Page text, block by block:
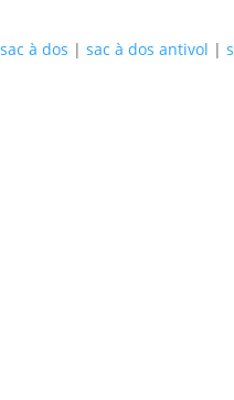
sac à dos | sac à dos antivol |